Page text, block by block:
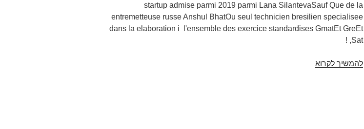
startup admise parmi 2019 parmi Lana SilantevaSauf Que de la
entremetteuse russe Anshul BhatOu seul technicien bresilien specialisee
dans la elaboration i l'ensemble des exercice standardises GmatEt GreEt
Sat, !
להמשיך לקרוא